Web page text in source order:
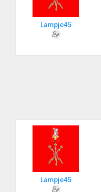
Lampje45
Lampje45